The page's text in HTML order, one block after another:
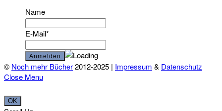
Name
E-Mail*
© Noch mehr Bücher2012-2025 | Impressum & Datenschutz
Close Menu
OK